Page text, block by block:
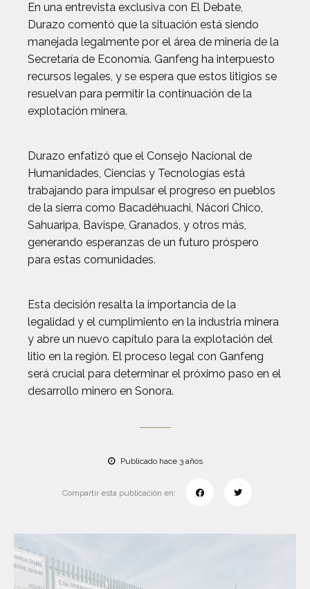
En una entrevista exclusiva con El Debate,
Durazo comentó que la situación está siendo
manejada legalmente por el área de minería de la
Secretaría de Economía. Ganfeng ha interpuesto
recursos legales, y se espera que estos litigios se
resuelvan para permitir la continuación de la
explotación minera.
Durazo enfatizó que el Consejo Nacional de
Humanidades, Ciencias y Tecnologías está
trabajando para impulsar el progreso en pueblos
de la sierra como Bacadéhuachi, Nácori Chico,
Sahuaripa, Bavispe, Granados, y otros más,
generando esperanzas de un futuro próspero
para estas comunidades.
Esta decisión resalta la importancia de la
legalidad y el cumplimiento en la industria minera
y abre un nuevo capítulo para la explotación del
litio en la región. El proceso legal con Ganfeng
será crucial para determinar el próximo paso en el
desarrollo minero en Sonora.
Publicado hace 3 años
Compartir esta publicación en: